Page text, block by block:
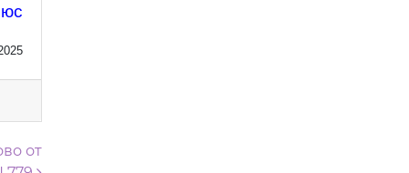
от